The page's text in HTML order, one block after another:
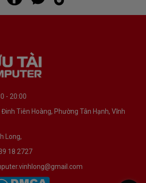
- 20:00
Tiên Hoàng, Phường Tân Hạnh, Vĩnh
Long,
18 2727